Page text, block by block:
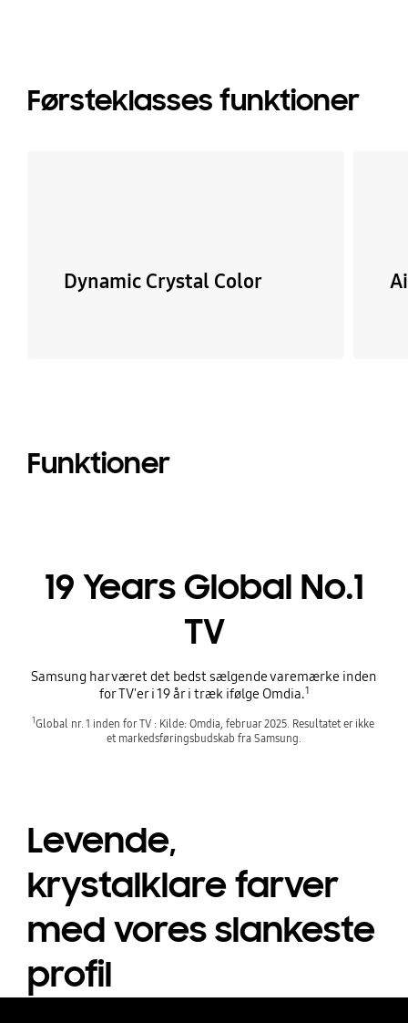
Førsteklasses funktioner
Dynamic Crystal Color
Funktioner
19 Years Global No.1
TV
Samsung har været det bedst sælgende varemærke inden
for TV'er i 19 år i træk ifølge Omdia.1
1Global nr. 1 inden for TV : Kilde: Omdia, februar 2025. Resultatet er ikke
et markedsføringsbudskab fra Samsung.
Levende,
krystalklare farver
med vores slankeste
profil